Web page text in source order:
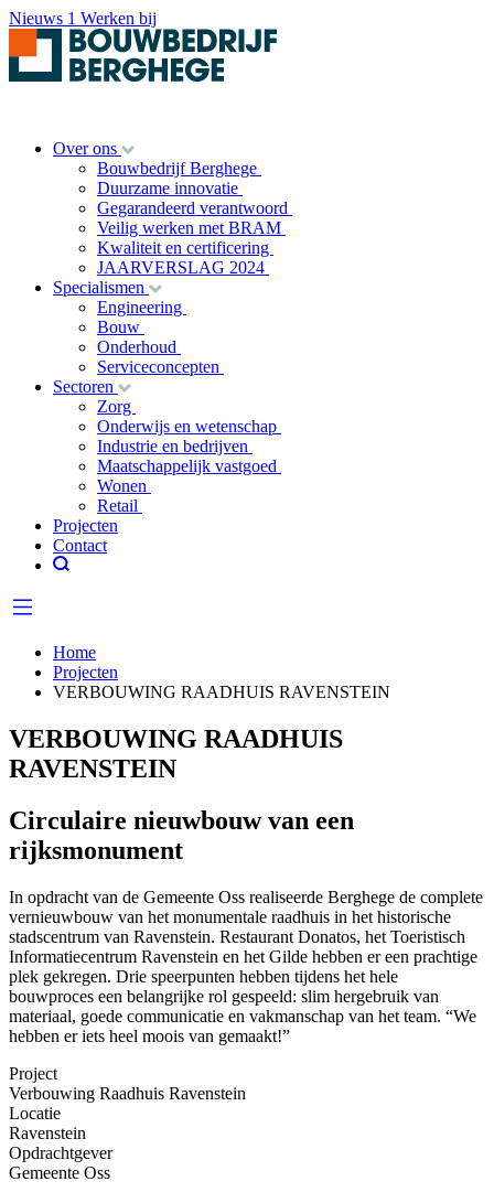
Nieuws 1 Werken bij
Over ons
Bouwbedrijf Berghege
Duurzame innovatie
Gegarandeerd verantwoord
Veilig werken met BRAM
Kwaliteit en certificering
JAARVERSLAG 2024
Specialismen
Engineering
Bouw
Onderhoud
Serviceconcepten
Sectoren
Zorg
Onderwijs en wetenschap
Industrie en bedrijven
Maatschappelijk vastgoed
Wonen
Retail
Projecten
Contact
Home
Projecten
VERBOUWING RAADHUIS RAVENSTEIN
VERBOUWING RAADHUIS
RAVENSTEIN
Circulaire nieuwbouw van een
rijksmonument
In opdracht van de Gemeente Oss realiseerde Berghege de complete
vernieuwbouw van het monumentale raadhuis in het historische
stadscentrum van Ravenstein. Restaurant Donatos, het Toeristisch
Informatiecentrum Ravenstein en het Gilde hebben er een prachtige
plek gekregen. Drie speerpunten hebben tijdens het hele
bouwproces een belangrijke rol gespeeld: slim hergebruik van
materiaal, goede communicatie en vakmanschap van het team. “We
hebben er iets heel moois van gemaakt!”
Project
Verbouwing Raadhuis Ravenstein
Locatie
Ravenstein
Opdrachtgever
Gemeente Oss